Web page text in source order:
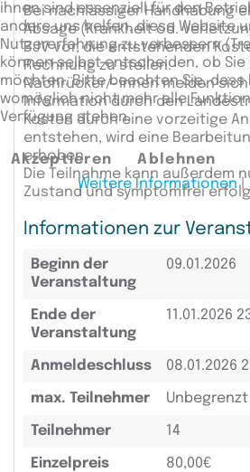
Bei nachlässiger Handhabung
Absage (Krankheit od.
BJV vor, die entstehenden
Rechnung zu stellen.
Nachrücker/-innen melden
Information durch den
Kosten durch eine vorzeitige
entstehen, wird eine
erhoben.
Die Teilnahme kann außerdem
Zustand und symptomfrei
Informationen zur
Beginn der
Veranstaltung
09.01.2026
Ende der
Veranstaltung
11.01.2026
Anmeldeschluss 08.01.2026
max. Teilnehmer Unbegrenzt
Teilnehmer 14
Einzelpreis 80,00€
ihnen sind essenziell für den
andere uns helfen, diese Website
Nutzererfahrung zu verbessern
können selbst entscheiden, ob Sie
möchten. Bitte beachten Sie, dass
womöglich nicht mehr alle
Verfügung stehen.
Akzeptieren
Ablehnen
Weitere Informationen|